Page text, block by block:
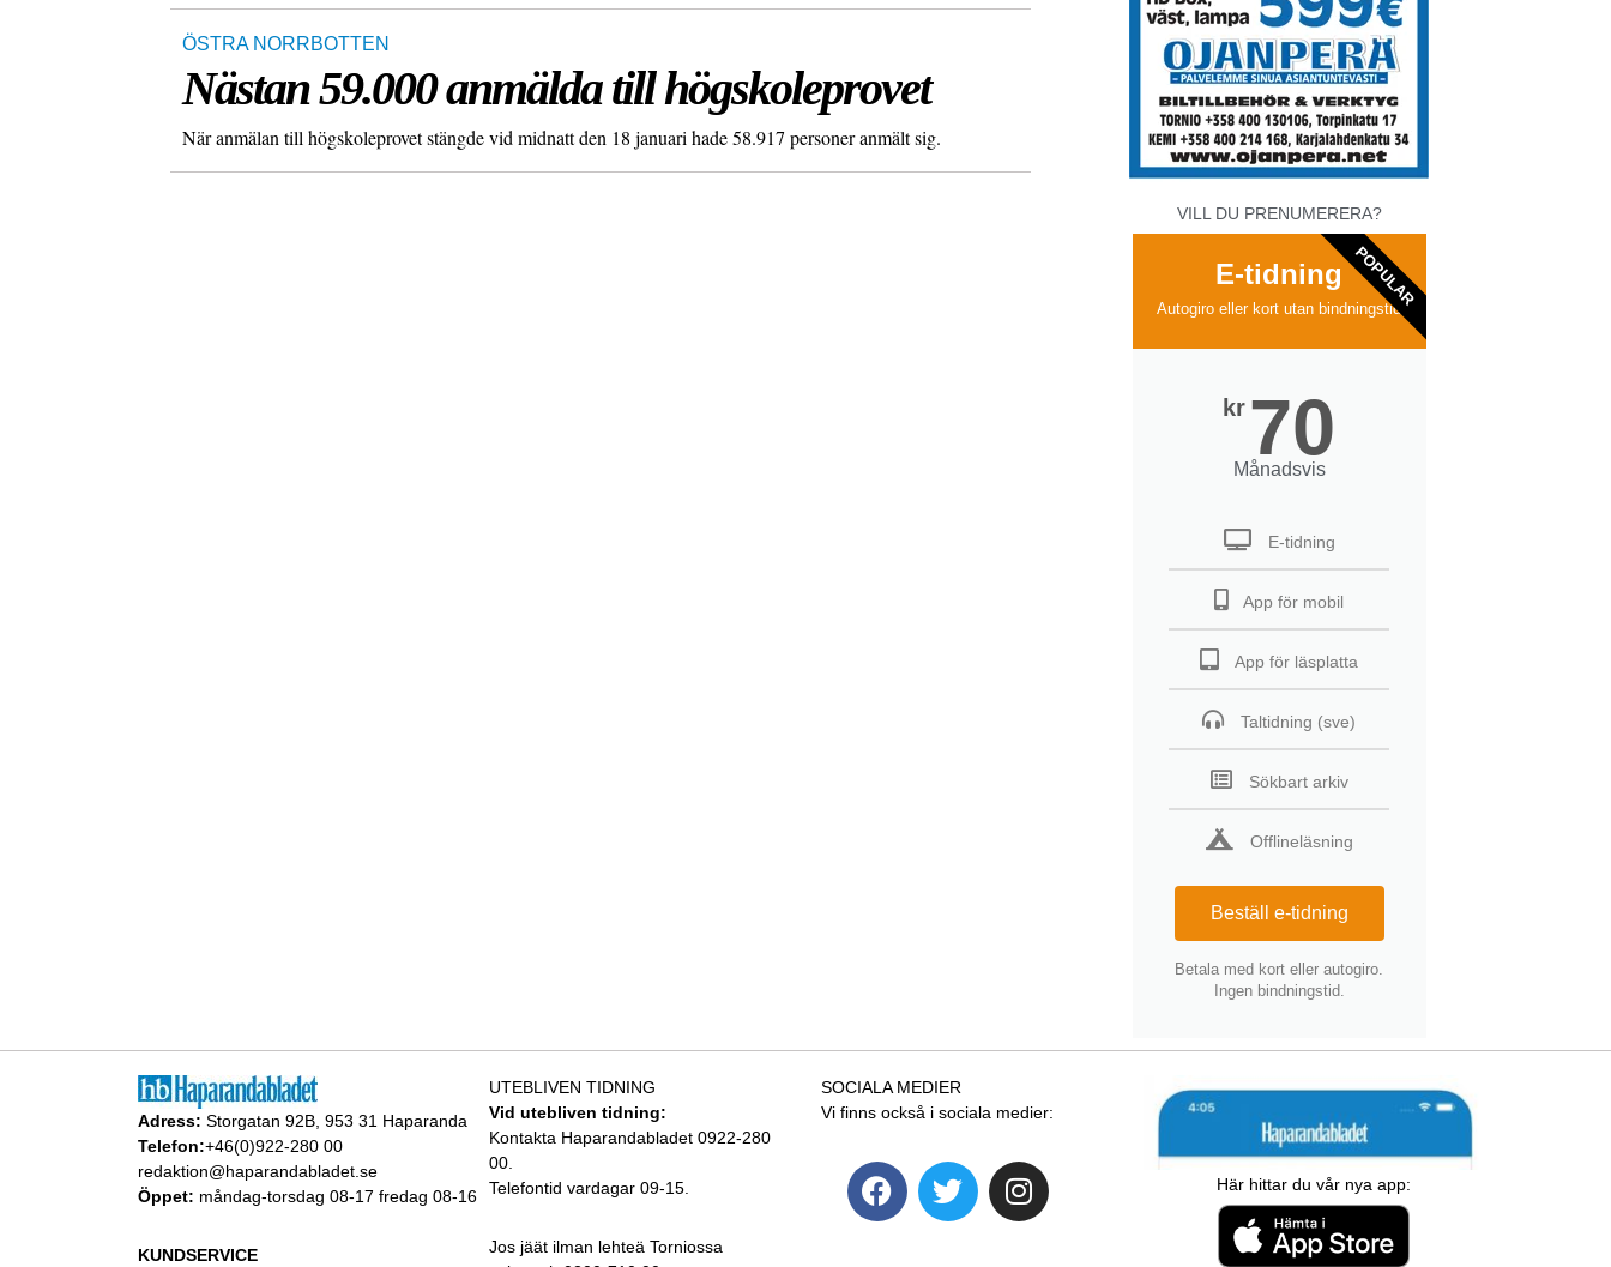
ÖSTRA NORRBOTTEN
Nästan 59.000 anmälda till högskoleprovet
När anmälan till högskoleprovet stängde vid midnatt den 18 januari hade 58.917 personer anmält sig.
VILL DU PRENUMERERA?
E-tidning
Autogiro eller kort utan bindningstid
kr 70
Månadsvis
E-tidning
App för mobil
App för läsplatta
Taltidning (sve)
Sökbart arkiv
Offlineläsning
Beställ e-tidning
Betala med kort eller autogiro.
Ingen bindningstid.
POPULAR
Adress: Storgatan 92B, 953 31 Haparanda
Telefon:+46(0)922-280 00
redaktion@haparandabladet.se
Öppet: måndag-torsdag 08-17 fredag 08-16
KUNDSERVICE
UTEBLIVEN TIDNING
Vid utebliven tidning:
Kontakta Haparandabladet 0922-280
00.
Telefontid vardagar 09-15.
Jos jäät ilman lehteä Torniossa
SOCIALA MEDIER
Vi finns också i sociala medier:
Här hittar du vår nya app: